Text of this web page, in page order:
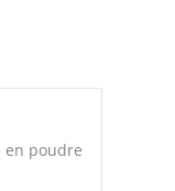
en poudre